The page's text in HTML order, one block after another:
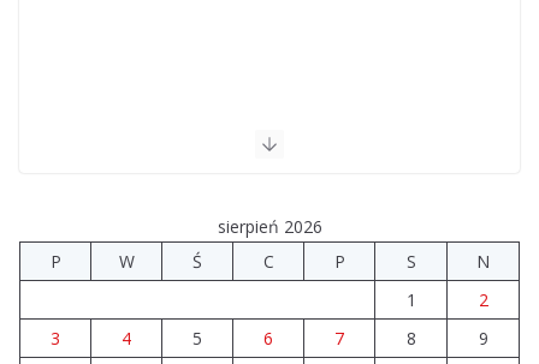
sierpień 2026
P
W Ś C P S
N
1
2
3
4 5 6 7 8
9